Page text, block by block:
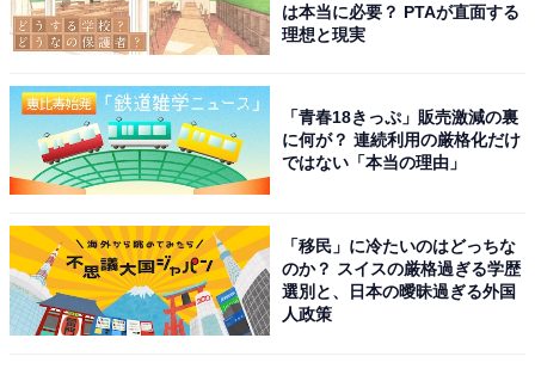
【3月の運勢】かに座（蟹座）
【3月の運勢】しし座（獅子座）
【3月の運勢】おとめ座（乙女座）
【3月の運勢】てんびん座（天秤座）
【3月の運勢】さそり座（蠍座）
【3月の運勢】いて座（射手座）
【3月の運勢】みずがめ座（水瓶座）
【3月の運勢】うお座（魚座）
は本当に必要？ PTAが直面する
理想と現実
「青春18きっぷ」販売激減の裏
に何が？ 連続利用の厳格化だけ
ではない「本当の理由」
「移民」に冷たいのはどっちな
のか？ スイスの厳格過ぎる学歴
選別と、日本の曖昧過ぎる外国
人政策